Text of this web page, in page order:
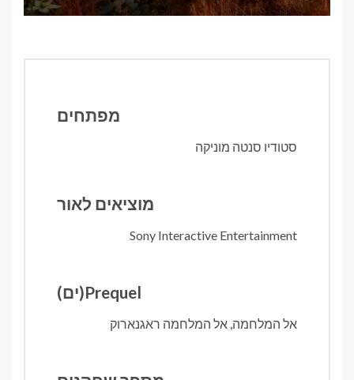
מפתחים
סטודיו סנטה מוניקה
מוציאים לאור
Sony Interactive Entertainment
Prequel(ים)
אל המלחמה, אל המלחמה ראגנארוק